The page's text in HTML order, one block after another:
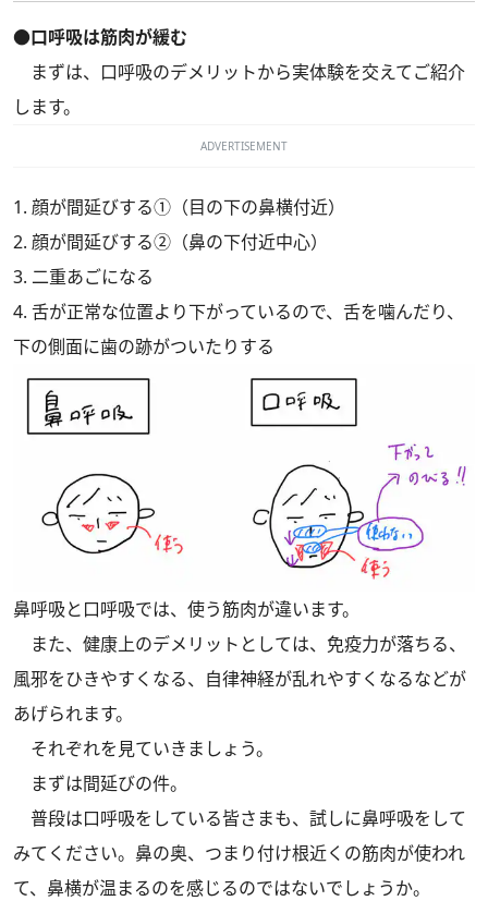
●口呼吸は筋肉が緩む
まずは、口呼吸のデメリットから実体験を交えてご紹介
します。
ADVERTISEMENT
1. 顔が間延びする①（目の下の鼻横付近）
2. 顔が間延びする②（鼻の下付近中心）
3. 二重あごになる
4. 舌が正常な位置より下がっているので、舌を噛んだり、
下の側面に歯の跡がついたりする
鼻呼吸と口呼吸では、使う筋肉が違います。
また、健康上のデメリットとしては、免疫力が落ちる、
風邪をひきやすくなる、自律神経が乱れやすくなるなどが
あげられます。
それぞれを見ていきましょう。
まずは間延びの件。
普段は口呼吸をしている皆さまも、試しに鼻呼吸をして
みてください。鼻の奥、つまり付け根近くの筋肉が使われ
て、鼻横が温まるのを感じるのではないでしょうか。